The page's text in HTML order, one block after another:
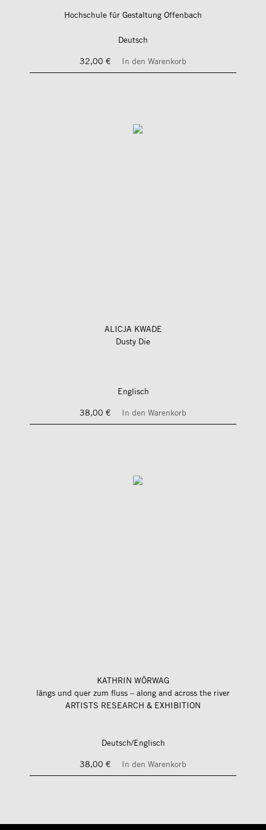
Hochschule für Gestaltung Offenbach
Deutsch
32,00 €
In den Warenkorb
ALICJA KWADE
Dusty Die
Englisch
38,00 €
In den Warenkorb
KATHRIN WÖRWAG
längs und quer zum fluss – along and across the river
ARTISTS RESEARCH & EXHIBITION
Deutsch/Englisch
38,00 €
In den Warenkorb